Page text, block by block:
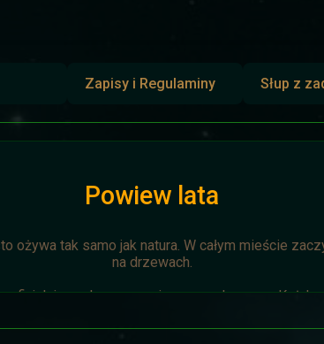
Zapisy i Regulaminy Słup z
Powiew lata
ożywa tak samo jak natura. W całym mieście
na drzewach.
anulowana z winy prowadzącego. Każda